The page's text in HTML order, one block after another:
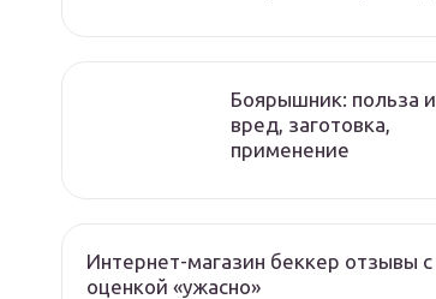
Боярышник: польза и
вред, заготовка,
применение
Интернет-магазин беккер отзывы с
оценкой «ужасно»